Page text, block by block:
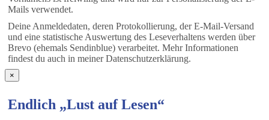
Mails verwendet.
Deine Anmeldedaten, deren Protokollierung, der E-Mail-Versand
und eine statistische Auswertung des Leseverhaltens werden über
Brevo (ehemals Sendinblue) verarbeitet. Mehr Informationen
findest du auch in meiner Datenschutzerklärung.
×
Endlich „Lust auf Lesen“